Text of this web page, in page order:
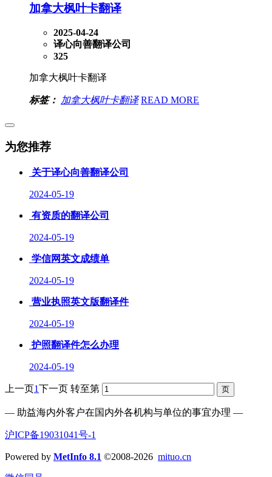
加拿大枫叶卡翻译
2025-04-24
译心向善翻译公司
325
加拿大枫叶卡翻译
标签： 加拿大枫叶卡翻译 READ MORE
为您推荐
关于译心向善翻译公司
2024-05-19
有资质的翻译公司
2024-05-19
学信网英文成绩单
2024-05-19
营业执照英文版翻译件
2024-05-19
护照翻译件怎么办理
2024-05-19
上一页1下一页 转至第
— 助益海内外客户在国内外各机构与单位的事宜办理 —
沪ICP备19031041号-1
Powered by MetInfo 8.1 ©2008-2026 mituo.cn